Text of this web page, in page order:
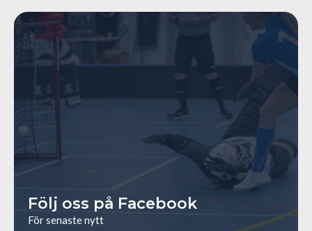
https://www.facebook.com/alandsibf/
Följ oss på Facebook
För senaste nytt